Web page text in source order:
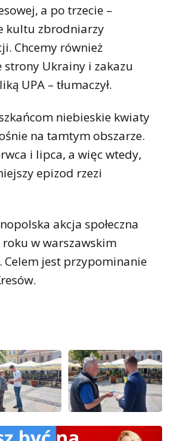
a po trzecie –
kultu zbrodniarzy
Chcemy również
Ukrainy i zakazu
UPA – tłumaczył.
niebieskie kwiaty
na tamtym obszarze.
i lipca, a więc wtedy,
epizod rzezi
akcja społeczna
w warszawskim
jest przypominanie